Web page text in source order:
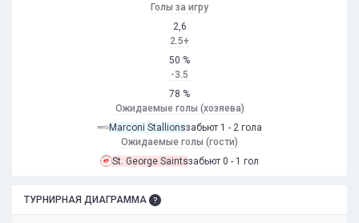
Голы за игру
2,6
2.5+
50 %
-3.5
78 %
Ожидаемые голы (хозяева)
Marconi Stallionsзабьют 1 - 2 гола
Ожидаемые голы (гости)
St. George Saintsзабьют 0 - 1 гол
ТУРНИРНАЯ ДИАГРАММА